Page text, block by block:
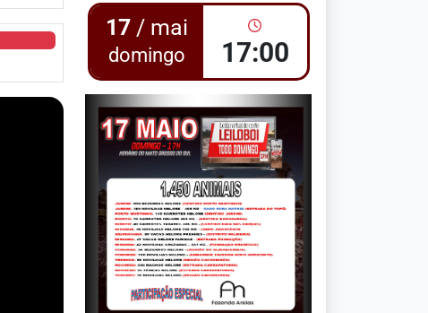
17 / mai
domingo 17:00